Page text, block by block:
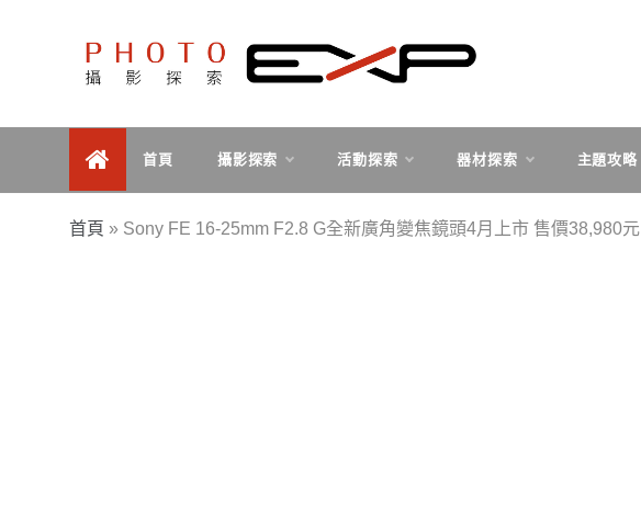
PHOTOEXP攝影探索
首頁 攝影探索 活動探索 器材探索 主題攻略
首頁 » Sony FE 16-25mm F2.8 G全新廣角變焦鏡頭4月上市 售價38,980元